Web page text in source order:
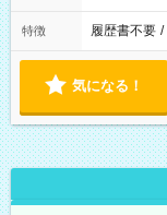
特徴 履歴書不要 /
気になる！